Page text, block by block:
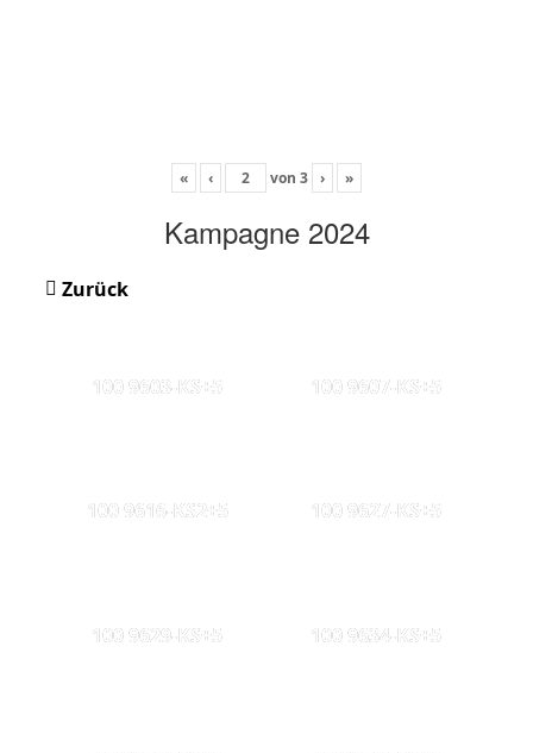
« ‹ von 3 › »
Kampagne 2024
Zurück
100 9603-KS+5 100 9607-KS+5
100 9616-KS2+5 100 9627-KS+5
100 9629-KS+5 100 9634-KS+5